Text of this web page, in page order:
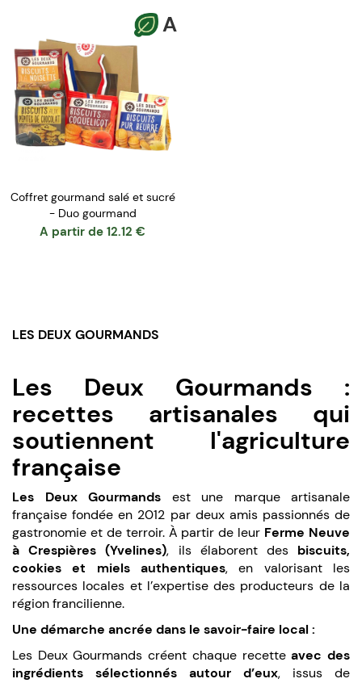
A
Coffret gourmand salé et sucré
- Duo gourmand
A partir de 12.12 €
LES DEUX GOURMANDS
Les Deux Gourmands :
recettes artisanales qui
soutiennent l'agriculture
française
Les Deux Gourmands est une marque artisanale
française fondée en 2012 par deux amis passionnés de
gastronomie et de terroir. À partir de leur Ferme Neuve
à Crespières (Yvelines), ils élaborent des biscuits,
cookies et miels authentiques, en valorisant les
ressources locales et l’expertise des producteurs de la
région francilienne.
Une démarche ancrée dans le savoir-faire local :
Les Deux Gourmands créent chaque recetteavec des
ingrédients sélectionnés autour d’eux, issus de